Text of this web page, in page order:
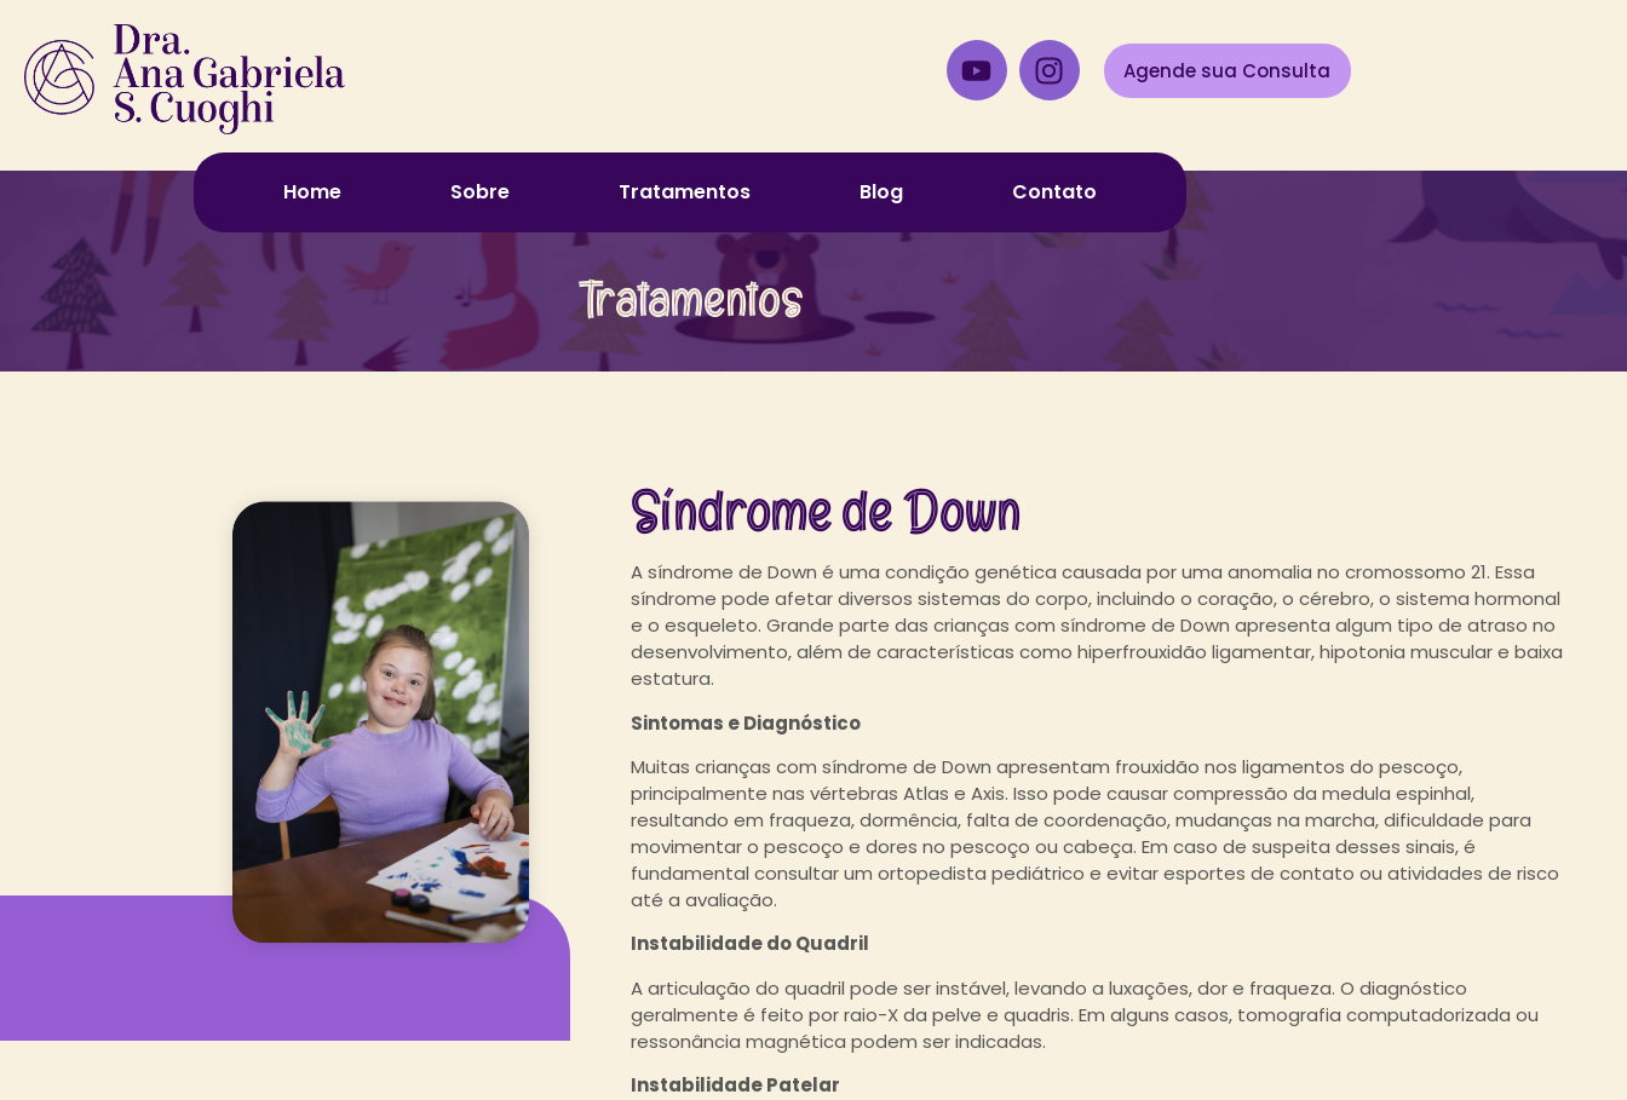
Agende sua Consulta
Home Sobre Tratamentos Blog Contato
Tratamentos
Síndrome de Down
A síndrome de Down é uma condição genética causada por uma anomalia no cromossomo 21. Essa
síndrome pode afetar diversos sistemas do corpo, incluindo o coração, o cérebro, o sistema hormonal
e o esqueleto. Grande parte das crianças com síndrome de Down apresenta algum tipo de atraso no
desenvolvimento, além de características como hiperfrouxidão ligamentar, hipotonia muscular e baixa
estatura.
Sintomas e Diagnóstico
Muitas crianças com síndrome de Down apresentam frouxidão nos ligamentos do pescoço,
principalmente nas vértebras Atlas e Axis. Isso pode causar compressão da medula espinhal,
resultando em fraqueza, dormência, falta de coordenação, mudanças na marcha, dificuldade para
movimentar o pescoço e dores no pescoço ou cabeça. Em caso de suspeita desses sinais, é
fundamental consultar um ortopedista pediátrico e evitar esportes de contato ou atividades de risco
até a avaliação.
Instabilidade do Quadril
A articulação do quadril pode ser instável, levando a luxações, dor e fraqueza. O diagnóstico
geralmente é feito por raio-X da pelve e quadris. Em alguns casos, tomografia computadorizada ou
ressonância magnética podem ser indicadas.
Instabilidade Patelar